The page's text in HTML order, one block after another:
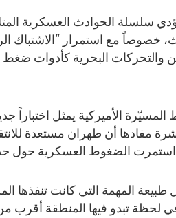
سلسلة الحوادث العسكرية
خصوصاً مع استمرار “الاشتباك
البحرية كأدوات ضغط
الأميركية يمثل اختباراً
مفادها أن طهران مستعدة
استمرت الضغوط العسكرية حول
المهمة التي كانت تنفذها
لحظة تبدو فيها المنطقة